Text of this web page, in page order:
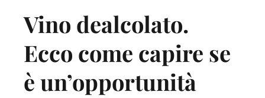
Vino dealcolato.
Ecco come capire se
è un’opportunità